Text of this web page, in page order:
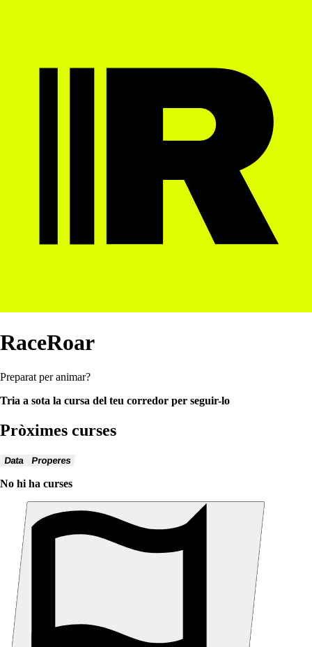
RaceRoar
Preparat per animar?
Tria a sota la cursa del teu corredor per seguir-lo
Pròximes curses
Data Properes
No hi ha curses